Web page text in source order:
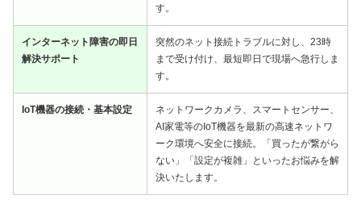
す。
インターネット障害の即日
解決サポート
突然のネット接続トラブルに対し、23時
まで受け付け、最短即日で現場へ急行しま
す。
IoT機器の接続・基本設定
ネットワークカメラ、スマートセンサー、
AI家電等のIoT機器を最新の高速ネットワ
ーク環境へ安全に接続。「買ったが繋がら
ない」「設定が複雑」といったお悩みを解
決いたします。